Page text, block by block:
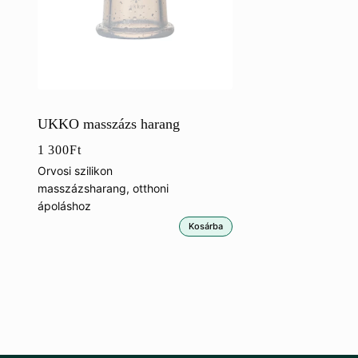
UKKO masszázs harang
1 300Ft
Orvosi szilikon
masszázsharang, otthoni
ápoláshoz
Kosárba